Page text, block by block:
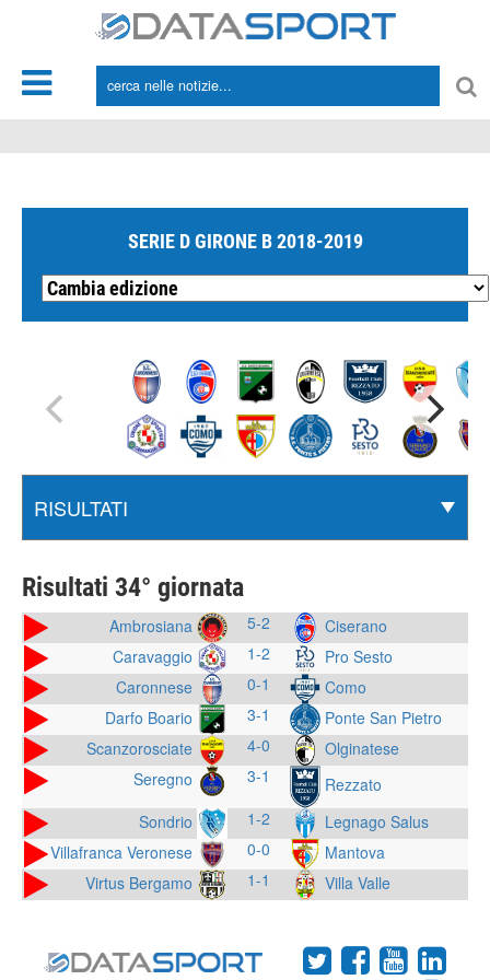
SERIE D GIRONE B 2018-2019
Risultati 34° giornata
Ambrosiana 5-2
Ciserano
Caravaggio
1-2
Pro Sesto
Caronnese
0-1
Como
Darfo Boario
3-1
Ponte San Pietro
Scanzorosciate
4-0
Olginatese
Seregno
3-1
Rezzato
Sondrio
1-2
Legnago Salus
Villafranca Veronese
0-0
Mantova
Virtus Bergamo
1-1 Villa Valle